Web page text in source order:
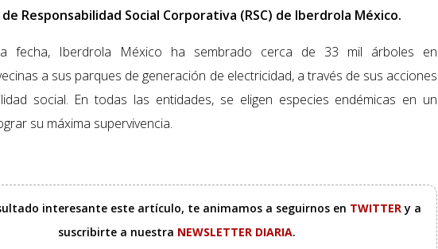
Responsabilidad Social Corporativa (RSC) de Iberdrola México.
fecha, Iberdrola México ha sembrado cerca de 33 mil árboles en
a sus parques de generación de electricidad, a través de sus acciones
social. En todas las entidades, se eligen especies endémicas en un
su máxima supervivencia.
interesante este artículo, te animamos a seguirnos en TWITTERy a
suscribirte a nuestra NEWSLETTER DIARIA.